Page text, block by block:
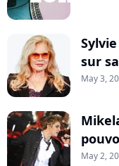
sur
May 3,
May 2,